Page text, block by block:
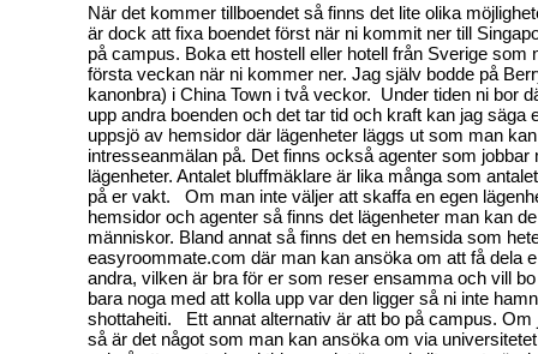
När det kommer tillboendet så finns det lite olika
är dock att fixa boendet först när ni kommit ner till
på campus. Boka ett hostell eller hotell från Sverige som
första veckan när ni kommer ner. Jag själv bodde på
kanonbra) i China Town i två veckor. Under tiden ni bor
upp andra boenden och det tar tid och kraft kan jag säga
uppsjö av hemsidor där lägenheter läggs ut som man
intresseanmälan på. Det finns också agenter som jobbar
lägenheter. Antalet bluffmäklare är lika många som
på er vakt. Om man inte väljer att skaffa en egen
hemsidor och agenter så finns det lägenheter man kan
människor. Bland annat så finns det en hemsida som
easyroommate.com där man kan ansöka om att få dela
andra, vilken är bra för er som reser ensamma och vill
bara noga med att kolla upp var den ligger så ni inte
shottaheiti. Ett annat alternativ är att bo på campus. Om
så är det något som man kan ansöka om via